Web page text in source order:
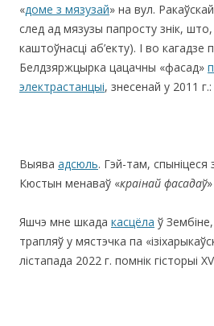
«доме з мязузай» на вул.
след ад мязузы папросту знік,
каштоўнасці аб’екту). І во кагадзе
Белдзяржцырка цацачны «фасад»
электрастанцыі, знесенай у 2011 г.:
Выява адсюль. Гэй-там, спыніцеся
Кюстын менаваў «краінай фасадаў
Яшчэ мне шкада касцёла ў Зембіне,
трапляў у мястэчка па
лістапада 2022 г. помнік гісторыі